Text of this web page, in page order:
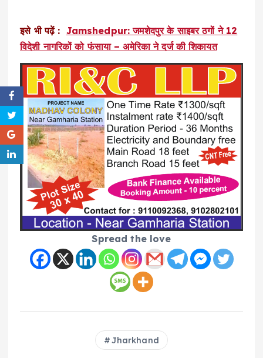
इसे भी पढ़ें : Jamshedpur: जमशेदपुर के साइबर ठगों ने 12
विदेशी नागरिकों को फंसाया – अमेरिका ने दर्ज की शिकायत
Spread the love
Jharkhand